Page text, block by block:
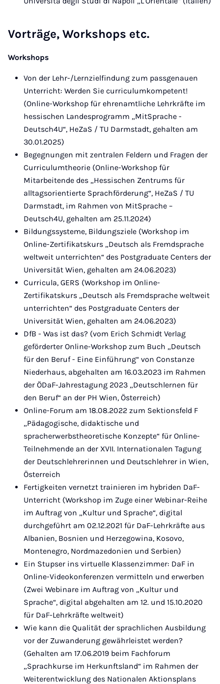
Vorträge, Workshops etc.
Workshops
Von der Lehr-/Lernzielfindung zum passgenauen
Unterricht: Werden Sie curriculumkompetent!
(Online-Workshop für ehrenamtliche Lehrkräfte im
hessischen Landesprogramm „MitSprache -
Deutsch4U“, HeZaS / TU Darmstadt, gehalten am
30.01.2025)
Begegnungen mit zentralen Feldern und Fragen der
Curriculumtheorie (Online-Workshop für
Mitarbeitende des „Hessischen Zentrums für
alltagsorientierte Sprachförderung“, HeZaS / TU
Darmstadt, im Rahmen von MitSprache –
Deutsch4U, gehalten am 25.11.2024)
Bildungssysteme, Bildungsziele (Workshop im
Online-Zertifikatskurs „Deutsch als Fremdsprache
weltweit unterrichten“ des Postgraduate Centers der
Universität Wien, gehalten am 24.06.2023)
Curricula, GERS (Workshop im Online-
Zertifikatskurs „Deutsch als Fremdsprache weltweit
unterrichten“ des Postgraduate Centers der
Universität Wien, gehalten am 24.06.2023)
DfB - Was ist das? (vom Erich Schmidt Verlag
geförderter Online-Workshop zum Buch „Deutsch
für den Beruf - Eine Einführung“ von Constanze
Niederhaus, abgehalten am 16.03.2023 im Rahmen
der ÖDaF-Jahrestagung 2023 „Deutschlernen für
den Beruf“ an der PH Wien, Österreich)
Online-Forum am 18.08.2022 zum Sektionsfeld F
„Pädagogische, didaktische und
spracherwerbstheoretische Konzepte“ für Online-
Teilnehmende an der XVII. Internationalen Tagung
der Deutschlehrerinnen und Deutschlehrer in Wien,
Österreich
Fertigkeiten vernetzt trainieren im hybriden DaF-
Unterricht (Workshop im Zuge einer Webinar-Reihe
im Auftrag von „Kultur und Sprache“, digital
durchgeführt am 02.12.2021 für DaF-Lehrkräfte aus
Albanien, Bosnien und Herzegowina, Kosovo,
Montenegro, Nordmazedonien und Serbien)
Ein Stupser ins virtuelle Klassenzimmer: DaF in
Online-Videokonferenzen vermitteln und erwerben
(Zwei Webinare im Auftrag von „Kultur und
Sprache“, digital abgehalten am 12. und 15.10.2020
für DaF-Lehrkräfte weltweit)
Wie kann die Qualität der sprachlichen Ausbildung
vor der Zuwanderung gewährleistet werden?
(Gehalten am 17.06.2019 beim Fachforum
„Sprachkurse im Herkunftsland“ im Rahmen der
Weiterentwicklung des Nationalen Aktionsplans